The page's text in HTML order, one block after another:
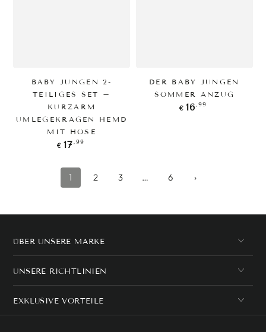
BABY JUNGEN 2-
TEILIGES SET –
KURZARM
UMLEGEKRAGEN HEMD
MIT HOSE
Regulärer
€ 17,99
DER BABY JUNGEN
SOMMER ANZUG
Regulärer
Preis
€ 16,99
1 2 3 … 6 ›
ÜBER UNSERE MARKE
UNSERE RICHTLINIEN
EXKLUSIVE VORTEILE